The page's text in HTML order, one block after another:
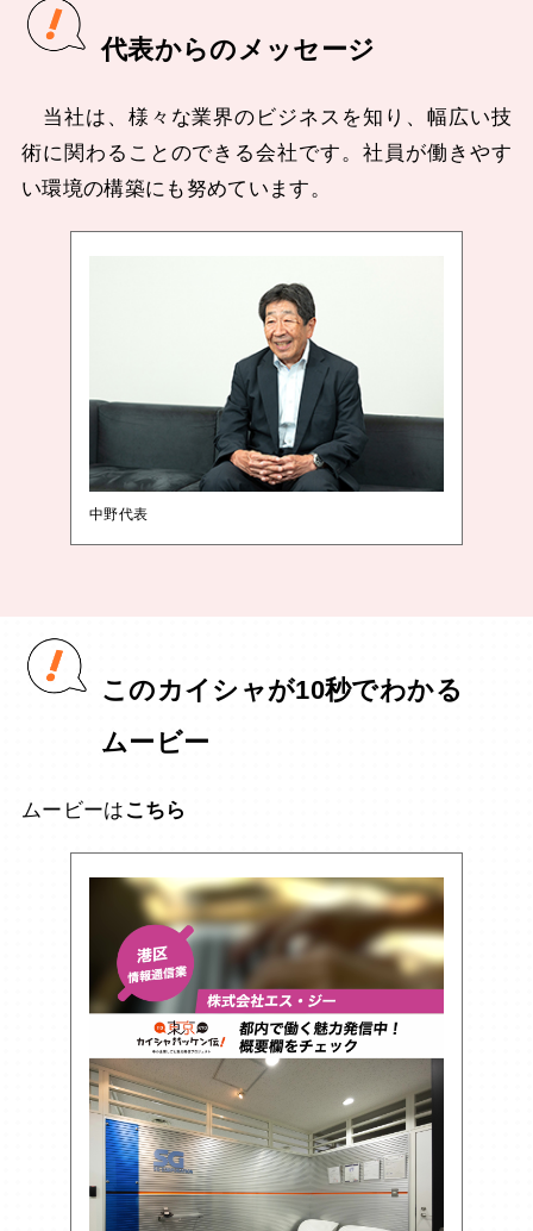
代表からのメッセージ
当社は、様々な業界のビジネスを知り、幅広い技
術に関わることのできる会社です。社員が働きやす
い環境の構築にも努めています。
中野代表
このカイシャが10秒でわかる
ムービー
ムービーは こちら